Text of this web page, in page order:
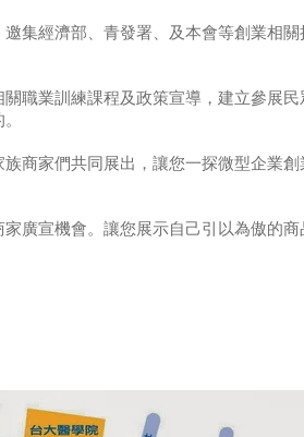
集經濟部、青發署、及本會等創業相關
職業訓練課程及政策宣導，建立參展
商家們共同展出，讓您一探微型企業
廣宣機會。讓您展示自己引以為傲的